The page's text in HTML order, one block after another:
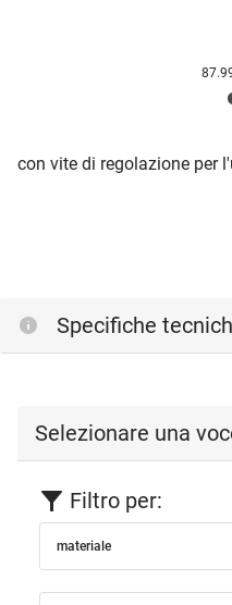
con vite di regolazione per
Specifiche
Selezionare una
Filtro per:
materiale